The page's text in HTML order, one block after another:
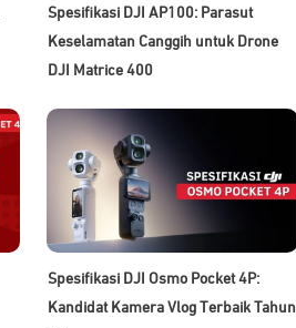
Spesifikasi DJI AP100: Parasut
Keselamatan Canggih untuk Drone
DJI Matrice 400
Spesifikasi DJI Osmo Pocket 4P:
Kandidat Kamera Vlog Terbaik Tahun